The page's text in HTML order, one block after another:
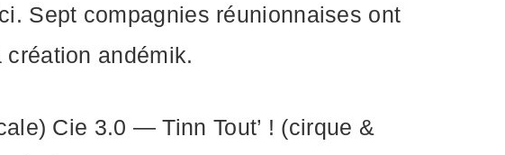
Sept compagnies réunionnaises ont
andémik.
Cie 3.0 — Tinn Tout’ ! (cirque &